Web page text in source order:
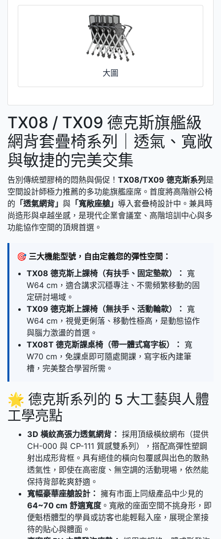
大圖
TX08 / TX09 德克斯旗艦級
網背套疊椅系列｜透氣、寬敞
與敏捷的完美交集
告別傳統塑膠椅的悶熱與侷促！ TX08/TX09 德克斯系列 是
空間設計師極力推薦的多功能旗艦座席。首度將高階辦公椅
的 「透氣網背」 與 「寬敞座艙」 導入套疊椅設計中。兼具時
尚造形與卓越坐感，是現代企業會議室、高階培訓中心與多
功能協作空間的頂規首選。
🎯 三大機能型號，自由定義您的彈性空間：
TX08 德克斯上課椅（有扶手、固定墊款）： 寬
W64 cm，適合講求沉穩專注、不需頻繁移動的固
定研討場域。
TX09 德克斯上課椅（無扶手、活動輪款）： 寬
W64 cm，視覺更俐落、移動性極高，是動態協作
與腦力激盪的首選。
TX08T 德克斯課桌椅（帶一體式寫字板）： 寬
W70 cm，免課桌即可隨處開課，寫字板內建筆
槽，完美整合學習所需。
🌟 德克斯系列的 5 大工藝與人體
工學亮點
3D 橫紋高張力透氣網背： 採用頂級橫紋網布（提供
CH-000 與 CP-111 質感雙系列），搭配高彈性塑鋼
射出成形背框。具有絕佳的橫向包覆感與出色的散熱
透氣性，即使在高密度、無空調的活動現場，依然能
保持背部乾爽舒適。
寬幅豪華座艙設計： 擁有市面上同級產品中少見的
64~70 cm 舒適寬度 。寬敞的座面空間不挑身形，即
便魁梧體型的學員或訪客也能輕鬆入座，展現企業接
待的貼心與體面。